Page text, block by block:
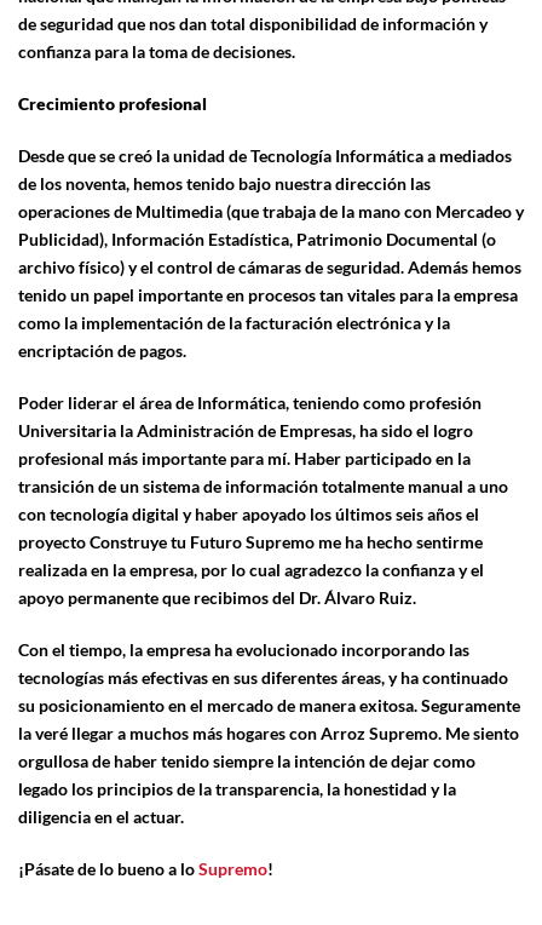
de seguridad que nos dan total disponibilidad de información y
confianza para la toma de decisiones.
Crecimiento profesional
Desde que se creó la unidad de Tecnología Informática a mediados
de los noventa, hemos tenido bajo nuestra dirección las
operaciones de Multimedia (que trabaja de la mano con Mercadeo y
Publicidad), Información Estadística, Patrimonio Documental (o
archivo físico) y el control de cámaras de seguridad. Además hemos
tenido un papel importante en procesos tan vitales para la empresa
como la implementación de la facturación electrónica y la
encriptación de pagos.
Poder liderar el área de Informática, teniendo como profesión
Universitaria la Administración de Empresas, ha sido el logro
profesional más importante para mí. Haber participado en la
transición de un sistema de información totalmente manual a uno
con tecnología digital y haber apoyado los últimos seis años el
proyecto Construye tu Futuro Supremo me ha hecho sentirme
realizada en la empresa, por lo cual agradezco la confianza y el
apoyo permanente que recibimos del Dr. Álvaro Ruiz.
Con el tiempo, la empresa ha evolucionado incorporando las
tecnologías más efectivas en sus diferentes áreas, y ha continuado
su posicionamiento en el mercado de manera exitosa. Seguramente
la veré llegar a muchos más hogares con Arroz Supremo. Me siento
orgullosa de haber tenido siempre la intención de dejar como
legado los principios de la transparencia, la honestidad y la
diligencia en el actuar.
¡Pásate de lo bueno a loSupremo!